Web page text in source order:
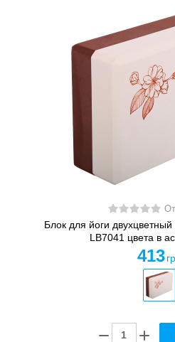
Блок для йоги
LB7041 цвета в
413